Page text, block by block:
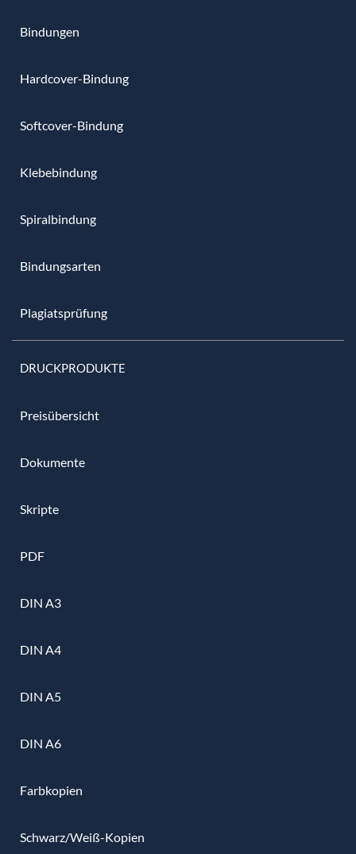
Bindungen
Hardcover-Bindung
Softcover-Bindung
Klebebindung
Spiralbindung
Bindungsarten
Plagiatsprüfung
DRUCKPRODUKTE
Preisübersicht
Dokumente
Skripte
PDF
DIN A3
DIN A4
DIN A5
DIN A6
Farbkopien
Schwarz/Weiß-Kopien